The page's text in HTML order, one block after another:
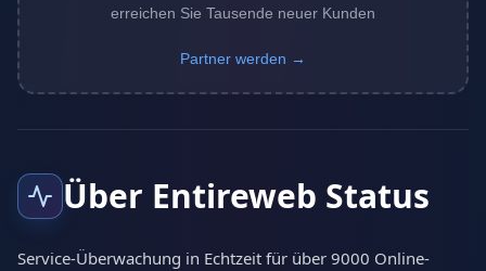
erreichen Sie Tausende neuer Kunden
Partner werden →
Über Entireweb Status
Service-Überwachung in Echtzeit für über 9000 Online-